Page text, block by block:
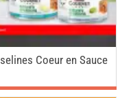
Coeur en Sauce